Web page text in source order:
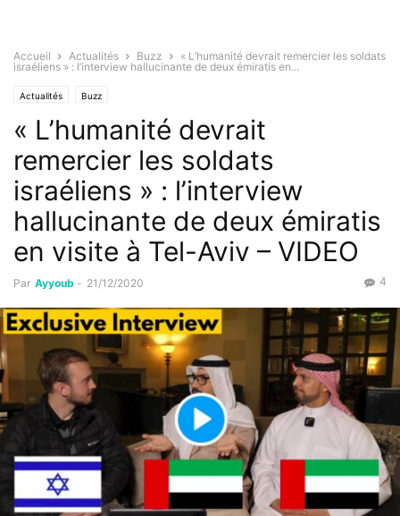
Accueil Actualités Buzz
« L’humanité devrait remercier les soldats
israéliens » : l’interview hallucinante de deux émiratis en...
Actualités Buzz
« L’humanité devrait
remercier les soldats
israéliens » : l’interview
hallucinante de deux émiratis
en visite à Tel-Aviv – VIDEO
Par Ayyoub - 21/12/2020 4